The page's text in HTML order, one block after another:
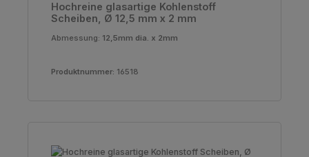
Hochreine glasartige Kohlenstoff
Scheiben, Ø 12,5 mm x 2 mm
Abmessung: 12,5mm dia. x 2mm
Produktnummer: 16518